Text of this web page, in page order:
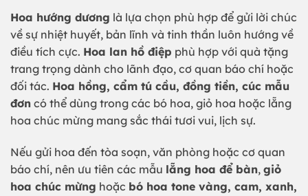
Hoa hướng dương là lựa chọn phù hợp để gửi lời chúc
về sự nhiệt huyết, bản lĩnh và tinh thần luôn hướng về
điều tích cực. Hoa lan hồ điệp phù hợp với quà tặng
trang trọng dành cho lãnh đạo, cơ quan báo chí hoặc
đối tác. Hoa hồng, cẩm tú cầu, đồng tiền, cúc mẫu
đơn có thể dùng trong các bó hoa, giỏ hoa hoặc lẵng
hoa chúc mừng mang sắc thái tươi vui, lịch sự.
Nếu gửi hoa đến tòa soạn, văn phòng hoặc cơ quan
báo chí, nên ưu tiên các mẫu lẵng hoa để bàn, giỏ
hoa chúc mừng hoặc bó hoa tone vàng, cam, xanh,